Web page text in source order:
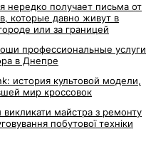
нередко получает письма от
которые давно живут в
или за границей
профессиональные услуги
в Днепре
история культовой модели,
мир кроссовок
викликати майстра з ремонту
побутової техніки